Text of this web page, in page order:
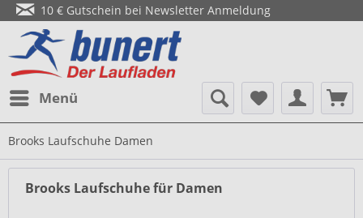
10 € Gutschein bei Newsletter Anmeldung
Menü
Brooks Laufschuhe Damen
Brooks Laufschuhe für Damen